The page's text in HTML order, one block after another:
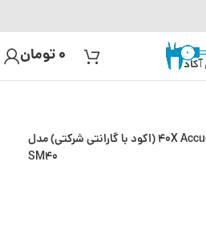
0تومان
میکروسکوپ استریو 40X Accud (اکود با گارانتی شرکتی) مدل
SM40